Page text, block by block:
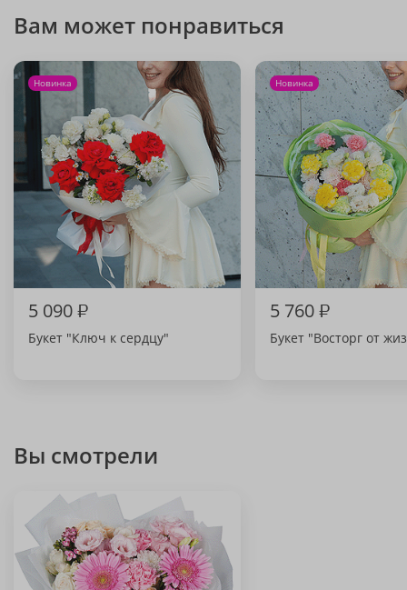
Вам может понравиться
Новинка
5 090₽
Букет "Ключ к сердцу"
Новинка
5 760₽
Букет "Восторг от
Вы смотрели